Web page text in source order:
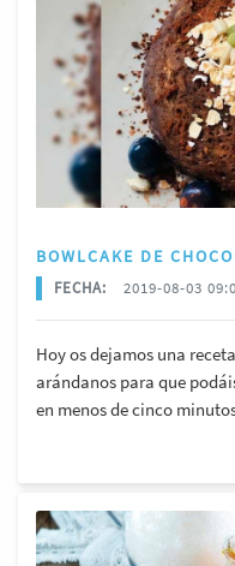
BOWLCAKE DE
FECHA: 2019-08-03
Hoy os dejamos una
arándanos para que
en menos de cinco